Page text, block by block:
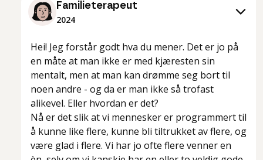
Familieterapeut
2024
Hei! Jeg forstår godt hva du mener. Det er jo på
en måte at man ikke er med kjæresten sin
mentalt, men at man kan drømme seg bort til
noen andre - og da er man ikke så trofast
alikevel. Eller hvordan er det?
Nå er det slik at vi mennesker er programmert til
å kunne like flere, kunne bli tiltrukket av flere, og
være glad i flere. Vi har jo ofte flere venner en